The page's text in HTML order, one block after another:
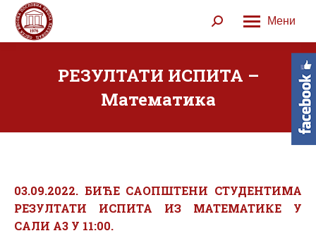
Мени
Search:
РЕЗУЛТАТИ ИСПИТА –
Математика
03.09.2022. БИЋЕ САОПШТЕНИ СТУДЕНТИМА
РЕЗУЛТАТИ ИСПИТА ИЗ МАТЕМАТИКЕ У
САЛИ А3 У 11:00.